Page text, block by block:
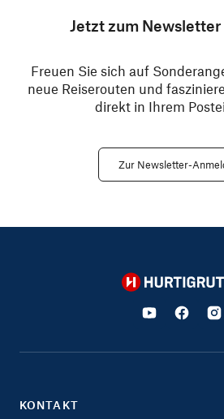
Jetzt zum Newsletter
Freuen Sie sich auf
neue Reiserouten und
direkt in Ihrem
Zur Newsletter-
Hurtigruten
KONTAKT